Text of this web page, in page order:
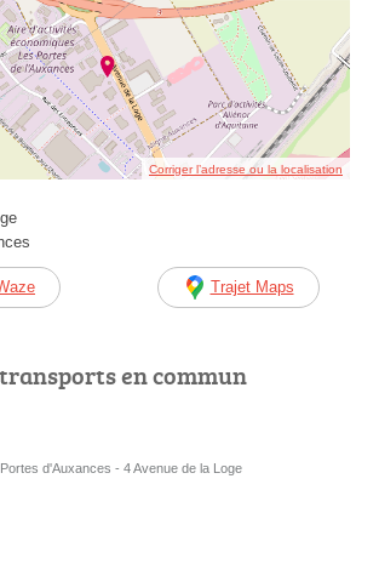
Corriger l’adresse ou la localisation
Trajet Maps
en commun
d'Auxances - 4 Avenue de la Loge